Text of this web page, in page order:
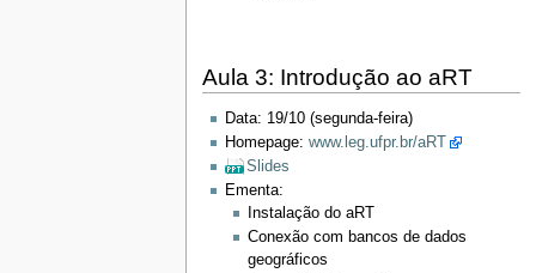
Aula 3: Introdução ao aRT
Data: 19/10 (segunda-feira)
Homepage: www.leg.ufpr.br/aRT
Slides
Ementa:
Instalação do aRT
Conexão com bancos de dados
geográficos